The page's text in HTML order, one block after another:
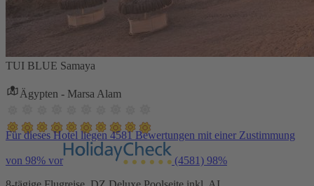
TUI BLUE Samaya
Ägypten - Marsa Alam
Für dieses Hotel liegen 4581 Bewertungen mit einer Zustimmung
von 98% vor (4581) 98%